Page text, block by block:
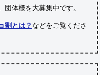
団体様を大募集中です。
割とは？ などをご覧くださ